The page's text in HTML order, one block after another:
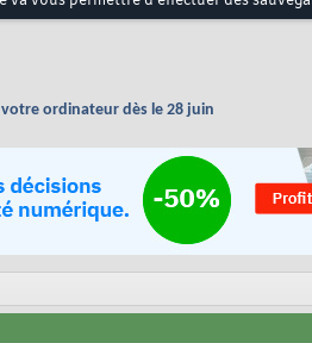
ordinateur dès le 28 juin